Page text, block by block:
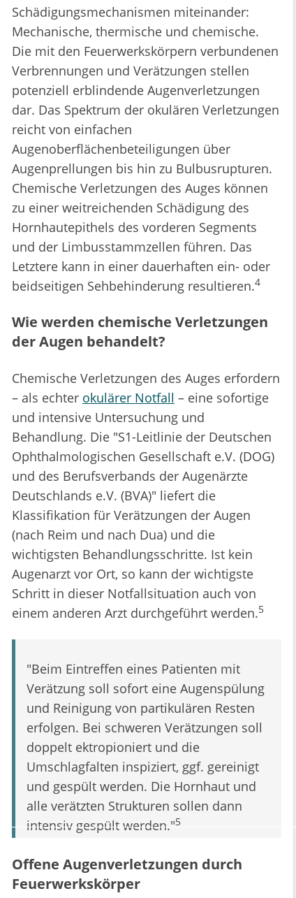
Schädigungsmechanismen miteinander:
Mechanische, thermische und chemische.
Die mit den Feuerwerkskörpern verbundenen
Verbrennungen und Verätzungen stellen
potenziell erblindende Augenverletzungen
dar. Das Spektrum der okulären Verletzungen
reicht von einfachen
Augenoberflächenbeteiligungen über
Augenprellungen bis hin zu Bulbusrupturen.
Chemische Verletzungen des Auges können
zu einer weitreichenden Schädigung des
Hornhautepithels des vorderen Segments
und der Limbusstammzellen führen. Das
Letztere kann in einer dauerhaften ein- oder
beidseitigen Sehbehinderung resultieren.4
Wie werden chemische Verletzungen
der Augen behandelt?
Chemische Verletzungen des Auges erfordern
– als echter okulärer Notfall – eine sofortige
und intensive Untersuchung und
Behandlung. Die "S1-Leitlinie der Deutschen
Ophthalmologischen Gesellschaft e.V. (DOG)
und des Berufsverbands der Augenärzte
Deutschlands e.V. (BVA)" liefert die
Klassifikation für Verätzungen der Augen
(nach Reim und nach Dua) und die
wichtigsten Behandlungsschritte. Ist kein
Augenarzt vor Ort, so kann der wichtigste
Schritt in dieser Notfallsituation auch von
einem anderen Arzt durchgeführt werden.5
"Beim Eintreffen eines Patienten mit
Verätzung soll sofort eine Augenspülung
und Reinigung von partikulären Resten
erfolgen. Bei schweren Verätzungen soll
doppelt ektropioniert und die
Umschlagfalten inspiziert, ggf. gereinigt
und gespült werden. Die Hornhaut und
alle verätzten Strukturen sollen dann
intensiv gespült werden."5
Offene Augenverletzungen durch
Feuerwerkskörper